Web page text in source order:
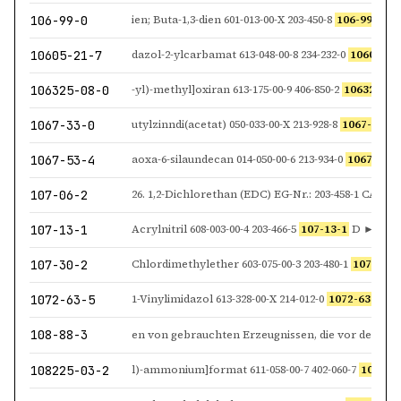
106-99-0 ien; Buta-1,3-dien 601-013-00-X 203-450-8 106-99-0
10605-21-7 dazol-2-ylcarbamat 613-048-00-8 234-232-0 10605-
106325-08-0 -yl)-methyl]oxiran 613-175-00-9 406-850-2 106325-
1067-33-0 utylzinndi(acetat) 050-033-00-X 213-928-8 1067-33-0
1067-53-4 aoxa-6-silaundecan 014-050-00-6 213-934-0 1067-53-4
107-06-2 26. 1,2-Dichlorethan (EDC) EG-Nr.: 203-458-1 CAS-
107-13-1 Acrylnitril 608-003-00-4 203-466-5 107-13-1 D ►M5
107-30-2 Chlordimethylether 603-075-00-3 203-480-1 107-30-2
1072-63-5 1-Vinylimidazol 613-328-00-X 214-012-0 1072-63-5
108-88-3
108225-03-2 l)-ammonium]format 611-058-00-7 402-060-7